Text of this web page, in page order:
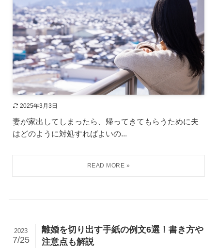
2025年3月3日
妻が家出してしまったら、帰ってきてもらうために夫
はどのように対処すればよいの...
離婚を切り出す手紙の例文6選！書き方や
注意点も解説
2023
7/25